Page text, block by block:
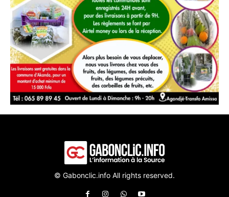
© Gabonclic.info All rights reserved.